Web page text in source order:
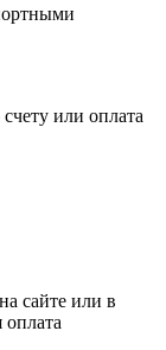
или оплата
сайте или в